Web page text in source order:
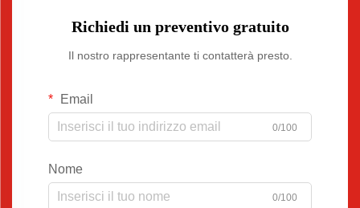
Richiedi un preventivo gratuito
Il nostro rappresentante ti contatterà presto.
Email
0/100
Nome
0/100